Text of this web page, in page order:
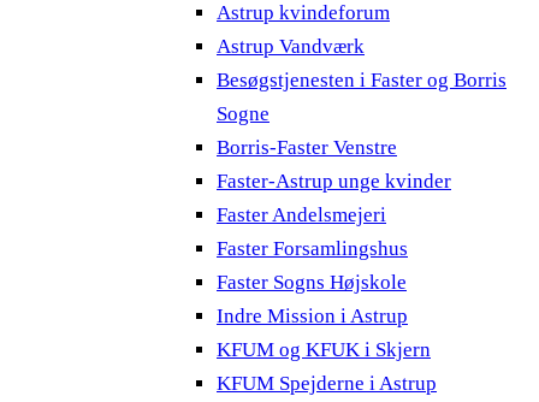
Astrup kvindeforum
Astrup Vandværk
Besøgstjenesten i Faster og Borris
Sogne
Borris-Faster Venstre
Faster-Astrup unge kvinder
Faster Andelsmejeri
Faster Forsamlingshus
Faster Sogns Højskole
Indre Mission i Astrup
KFUM og KFUK i Skjern
KFUM Spejderne i Astrup